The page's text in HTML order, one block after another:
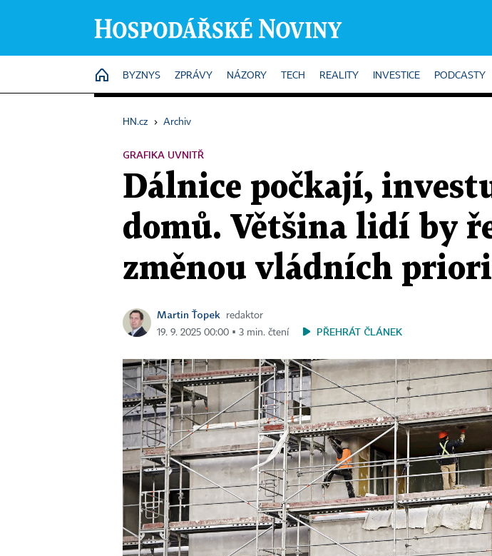
HOME
BYZNYS ZPRÁVY NÁZORY TECH REALITY INVESTICE PODCASTY
HN.cz › Archiv
GRAFIKA UVNITŘ
Dálnice počkají,
domů. Většina lidí by
změnou vládních
Martin Ťopek
redaktor
19. 9. 2025 00:00 ▪ 3 min. čtení
PŘEHRÁT ČLÁNEK